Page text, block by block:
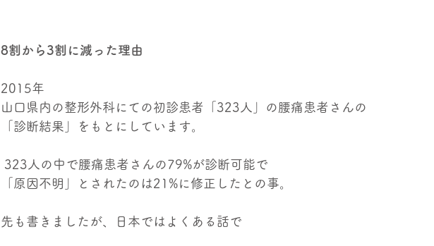
8割から3割に減った理由
2015年
山口県内の整形外科にての初診患者「323人」の腰痛患者さんの
「診断結果」をもとにしています。
323人の中で腰痛患者さんの79%が診断可能で
「原因不明」とされたのは21%に修正したとの事。
先も書きましたが、 日本ではよくある話で